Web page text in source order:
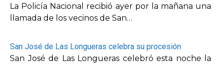
La Policía Nacional recibió ayer por la mañana una
llamada de los vecinos de San…
San José de Las Longueras celebra su procesión
San José de Las Longueras celebró esta noche la